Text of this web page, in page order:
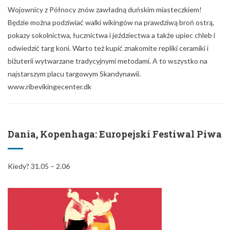
Wojownicy z Północy znów zawładną duńskim miasteczkiem!
Będzie można podziwiać walki wikingów na prawdziwą broń ostrą,
pokazy sokolnictwa, łucznictwa i jeździectwa a także upiec chleb i
odwiedzić targ koni. Warto też kupić znakomite repliki ceramiki i
biżuterii wytwarzane tradycyjnymi metodami. A to wszystko na
najstarszym placu targowym Skandynawii.
www.ribevikingecenter.dk
Dania, Kopenhaga: Europejski Festiwal Piwa
Kiedy? 31.05 – 2.06